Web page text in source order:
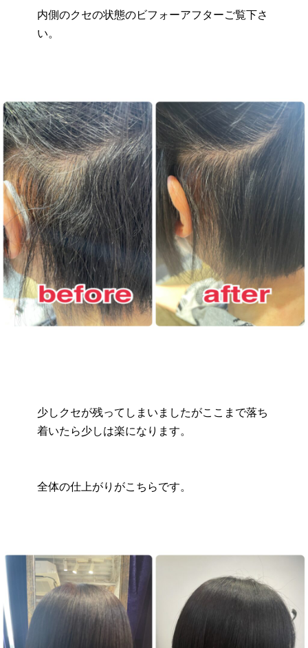
内側のクセの状態のビフォーアフターご覧下さ
い。
少しクセが残ってしまいましたがここまで落ち
着いたら少しは楽になります。
全体の仕上がりがこちらです。